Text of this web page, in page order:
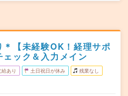
【未経験OK！経理サポ
ック＆入力メイン
あり 土日祝日が休み 残業なし